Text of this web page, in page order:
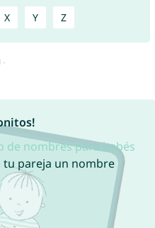
X Y Z
de nombres para bebés
pareja un nombre